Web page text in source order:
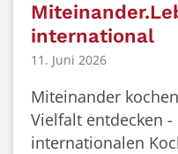
international
11. Juni 2026
Miteinander
Vielfalt entdecken
internationalen